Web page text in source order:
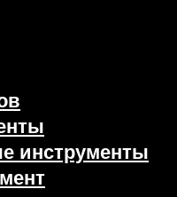
инструменты